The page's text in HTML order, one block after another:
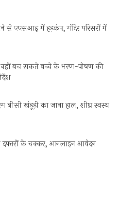
से एएसआइ में हड़कंप, मंदिर परिसरों में
नहीं बच सकते बच्चे के भरण-पोषण की
बीसी खंडूड़ी का जाना हाल, शीघ्र स्वस्थ
दफ्तरों के चक्कर, आनलाइन आवेदन